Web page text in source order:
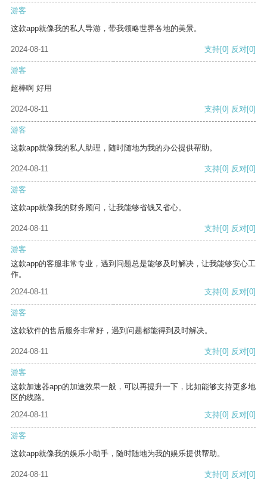
游客
这款app就像我的私人导游，带我领略世界各地的美景。
2024-08-11 支持[0] 反对[0]
游客
超棒啊 好用
2024-08-11 支持[0] 反对[0]
游客
这款app就像我的私人助理，随时随地为我的办公提供帮助。
2024-08-11 支持[0] 反对[0]
游客
这款app就像我的财务顾问，让我能够省钱又省心。
2024-08-11 支持[0] 反对[0]
游客
这款app的客服非常专业，遇到问题总是能够及时解决，让我能够安心工
作。
2024-08-11
支持[0] 反对[0]
游客
这款软件的售后服务非常好，遇到问题都能得到及时解决。
2024-08-11 支持[0] 反对[0]
游客
这款加速器app的加速效果一般，可以再提升一下，比如能够支持更多地
区的线路。
2024-08-11
支持[0] 反对[0]
游客
这款app就像我的娱乐小助手，随时随地为我的娱乐提供帮助。
2024-08-11 支持[0] 反对[0]